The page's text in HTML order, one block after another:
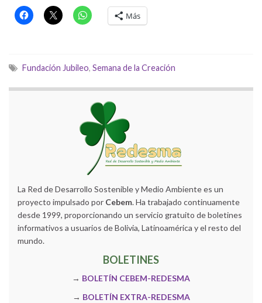
Más
Fundación Jubileo, Semana de la Creación
La Red de Desarrollo Sostenible y Medio Ambiente es un
proyecto impulsado por Cebem. Ha trabajado continuamente
desde 1999, proporcionando un servicio gratuito de boletines
informativos a usuarios de Bolivia, Latinoamérica y el resto del
mundo.
BOLETINES
→ BOLETÍN CEBEM-REDESMA
→ BOLETÍN EXTRA-REDESMA